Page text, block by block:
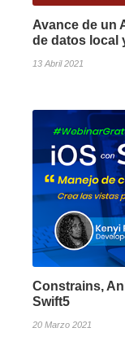
Avance de un
de datos local
13 Abril 2021
Constrains,
Swift5
20 Marzo 2021